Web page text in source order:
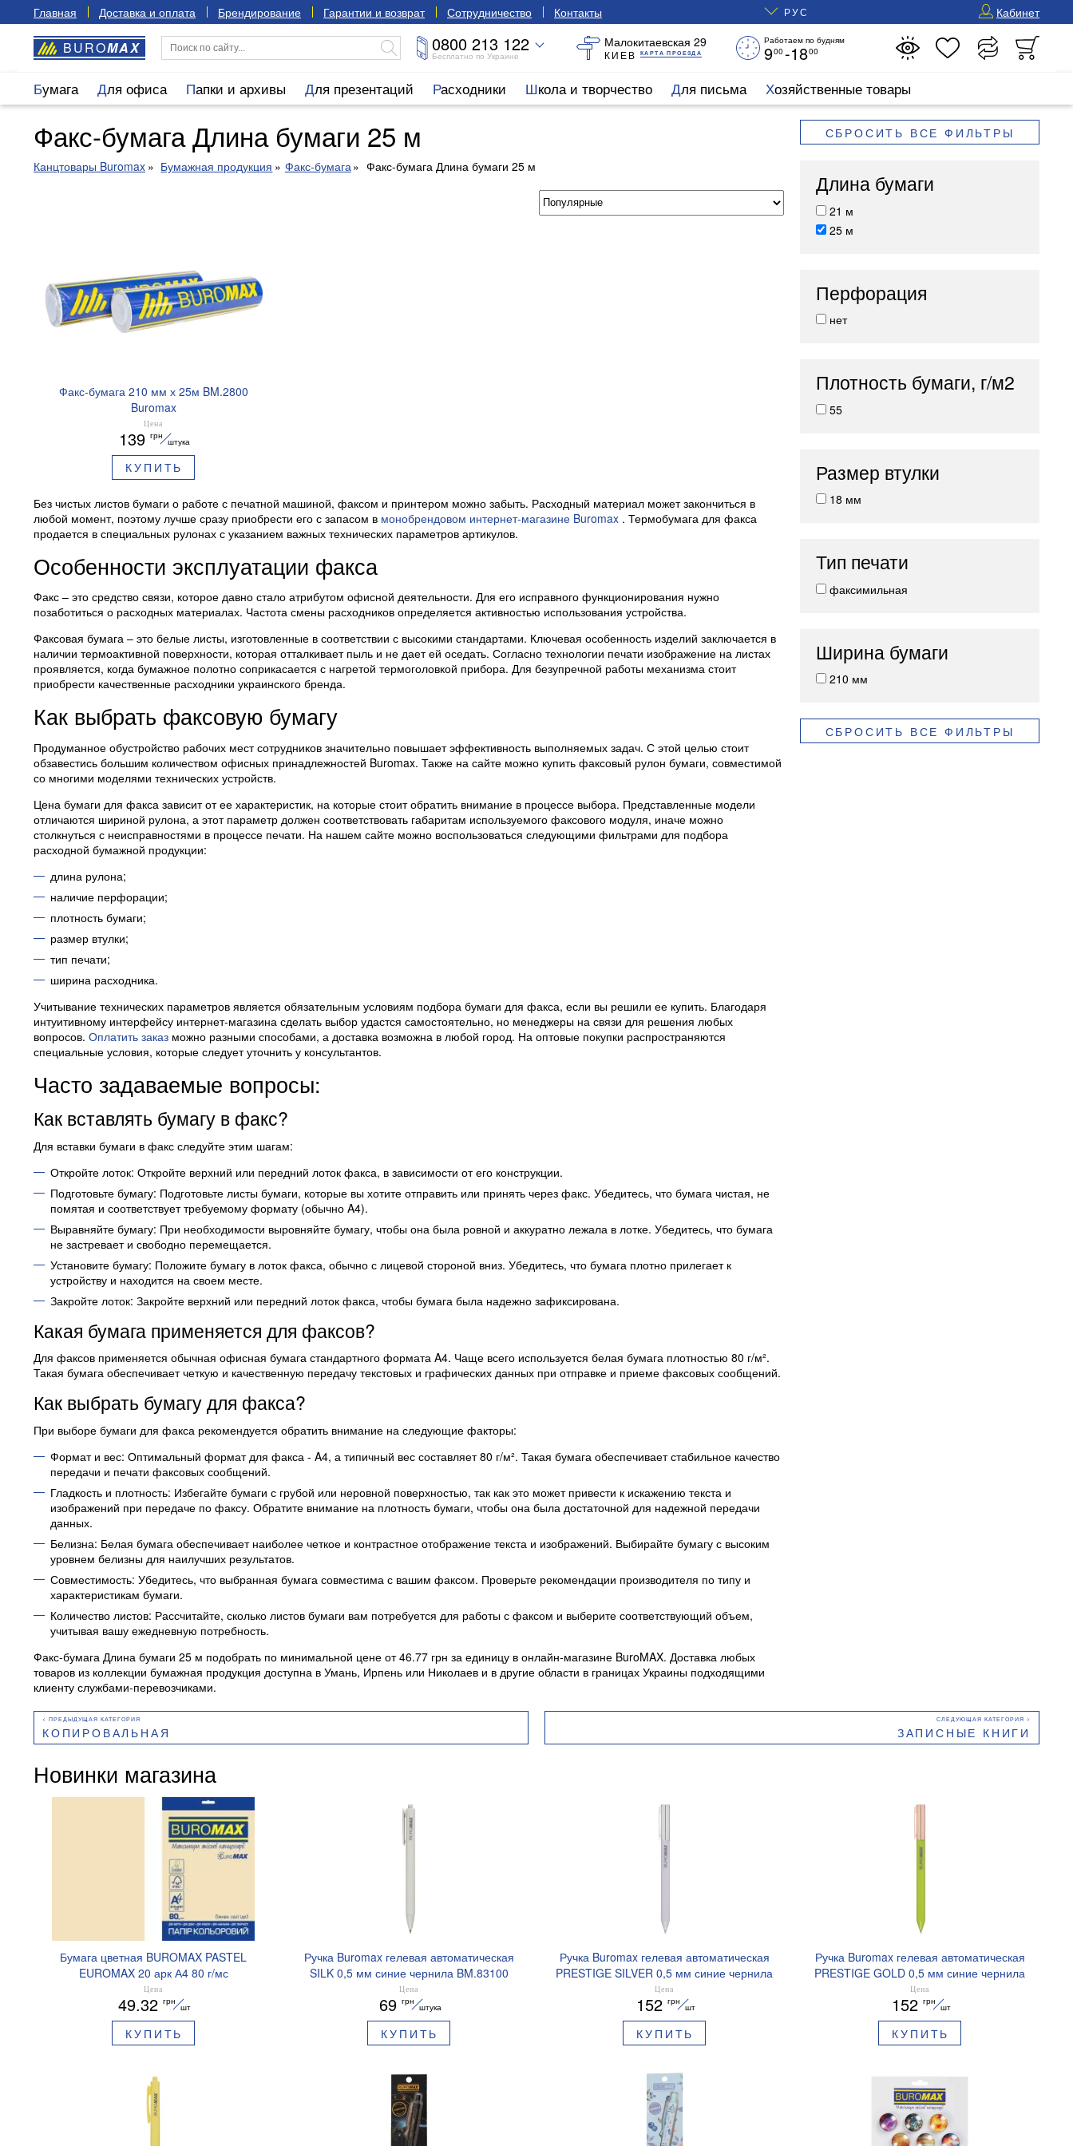
Главная Доставка и оплата Брендирование Гарантии и возврат Сотрудничество Контакты РУС Кабинет
BUROMAX 0800 213 122
Бесплатно по Украине
Малокитаевская 29
КИЕВ КАРТА ПРОЕЗДА
Работаем по будням
900 -1800
Бумага Для офиса Папки и архивы Для презентаций Расходники Школа и творчество Для письма Хозяйственные товары
Факс-бумага Длина бумаги 25 м
Канцтовары Buromax Бумажная продукция Факс-бумага Факс-бумага Длина бумаги 25 м
Факс-бумага 210 мм х 25м BM.2800
Buromax
Цена
139 грн
штука
КУПИТЬ
Без чистых листов бумаги о работе с печатной машиной, факсом и принтером можно забыть. Расходный материал может закончиться в
любой момент, поэтому лучше сразу приобрести его с запасом в монобрендовом интернет-магазине Buromax . Термобумага для факса
продается в специальных рулонах с указанием важных технических параметров артикулов.
Особенности эксплуатации факса
Факс – это средство связи, которое давно стало атрибутом офисной деятельности. Для его исправного функционирования нужно
позаботиться о расходных материалах. Частота смены расходников определяется активностью использования устройства.
Факсовая бумага – это белые листы, изготовленные в соответствии с высокими стандартами. Ключевая особенность изделий заключается в
наличии термоактивной поверхности, которая отталкивает пыль и не дает ей оседать. Согласно технологии печати изображение на листах
проявляется, когда бумажное полотно соприкасается с нагретой термоголовкой прибора. Для безупречной работы механизма стоит
приобрести качественные расходники украинского бренда.
Как выбрать факсовую бумагу
Продуманное обустройство рабочих мест сотрудников значительно повышает эффективность выполняемых задач. С этой целью стоит
обзавестись большим количеством офисных принадлежностей Buromax. Также на сайте можно купить факсовый рулон бумаги, совместимой
со многими моделями технических устройств.
Цена бумаги для факса зависит от ее характеристик, на которые стоит обратить внимание в процессе выбора. Представленные модели
отличаются шириной рулона, а этот параметр должен соответствовать габаритам используемого факсового модуля, иначе можно
столкнуться с неисправностями в процессе печати. На нашем сайте можно воспользоваться следующими фильтрами для подбора
расходной бумажной продукции:
длина рулона;
наличие перфорации;
плотность бумаги;
размер втулки;
тип печати;
ширина расходника.
Учитывание технических параметров является обязательным условиям подбора бумаги для факса, если вы решили ее купить. Благодаря
интуитивному интерфейсу интернет-магазина сделать выбор удастся самостоятельно, но менеджеры на связи для решения любых
вопросов. Оплатить заказ можно разными способами, а доставка возможна в любой город. На оптовые покупки распространяются
специальные условия, которые следует уточнить у консультантов.
Часто задаваемые вопросы:
Как вставлять бумагу в факс?
Для вставки бумаги в факс следуйте этим шагам:
Откройте лоток: Откройте верхний или передний лоток факса, в зависимости от его конструкции.
Подготовьте бумагу: Подготовьте листы бумаги, которые вы хотите отправить или принять через факс. Убедитесь, что бумага чистая, не
помятая и соответствует требуемому формату (обычно A4).
Выравняйте бумагу: При необходимости выровняйте бумагу, чтобы она была ровной и аккуратно лежала в лотке. Убедитесь, что бумага
не застревает и свободно перемещается.
Установите бумагу: Положите бумагу в лоток факса, обычно с лицевой стороной вниз. Убедитесь, что бумага плотно прилегает к
устройству и находится на своем месте.
Закройте лоток: Закройте верхний или передний лоток факса, чтобы бумага была надежно зафиксирована.
Какая бумага применяется для факсов?
Для факсов применяется обычная офисная бумага стандартного формата A4. Чаще всего используется белая бумага плотностью 80 г/м².
Такая бумага обеспечивает четкую и качественную передачу текстовых и графических данных при отправке и приеме факсовых сообщений.
Как выбрать бумагу для факса?
При выборе бумаги для факса рекомендуется обратить внимание на следующие факторы:
Формат и вес: Оптимальный формат для факса - A4, а типичный вес составляет 80 г/м². Такая бумага обеспечивает стабильное качество
передачи и печати факсовых сообщений.
Гладкость и плотность: Избегайте бумаги с грубой или неровной поверхностью, так как это может привести к искажению текста и
изображений при передаче по факсу. Обратите внимание на плотность бумаги, чтобы она была достаточной для надежной передачи
данных.
Белизна: Белая бумага обеспечивает наиболее четкое и контрастное отображение текста и изображений. Выбирайте бумагу с высоким
уровнем белизны для наилучших результатов.
Совместимость: Убедитесь, что выбранная бумага совместима с вашим факсом. Проверьте рекомендации производителя по типу и
характеристикам бумаги.
Количество листов: Рассчитайте, сколько листов бумаги вам потребуется для работы с факсом и выберите соответствующий объем,
учитывая вашу ежедневную потребность.
Факс-бумага Длина бумаги 25 м подобрать по минимальной цене от 46.77 грн за единицу в онлайн-магазине BuroMAX. Доставка любых
товаров из коллекции бумажная продукция доступна в Умань, Ирпень или Николаев и в другие области в границах Украины подходящими
клиенту службами-перевозчиками.
СБРОСИТЬ ВСЕ ФИЛЬТРЫ
Длина бумаги
21 м
25 м
Перфорация
нет
Плотность бумаги, г/м2
55
Размер втулки
18 мм
Тип печати
факсимильная
Ширина бумаги
210 мм
СБРОСИТЬ ВСЕ ФИЛЬТРЫ
КОПИРОВАЛЬНАЯ ЗАПИСНЫЕ КНИГИ
Новинки магазина
Бумага цветная BUROMAX PASTEL
EUROMAX 20 арк А4 80 г/мс
BM.2721220E-08
Цена
49.32 грн
шт
КУПИТЬ
Ручка Buromax гелевая автоматическая
SILK 0,5 мм синие чернила BM.83100
Цена
69 грн
штука
КУПИТЬ
Ручка Buromax гелевая автоматическая
PRESTIGE SILVER 0,5 мм синие чернила
BM.83102
Цена
152 грн
шт
КУПИТЬ
Ручка Buromax гелевая автоматическая
PRESTIGE GOLD 0,5 мм синие чернила
BM.83101
Цена
152 грн
шт
КУПИТЬ